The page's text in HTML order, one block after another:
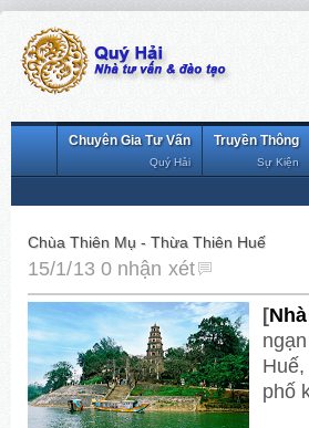
Truyền Thông
Sự Kiện
Chuyên Gia Tư Vấn
Quý Hải
Chùa Thiên Mụ - Thừa Thiên Huế
15/1/13 0 nhận xét
[
phố